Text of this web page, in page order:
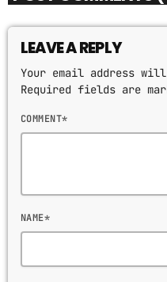
LEAVE A REPLY
Your email address
Required fields are
COMMENT*
NAME*